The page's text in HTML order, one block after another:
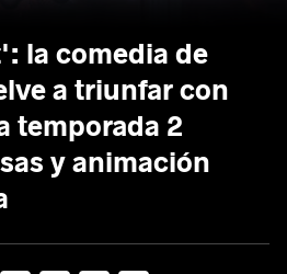
la comedia de
a triunfar con
temporada 2
y animación